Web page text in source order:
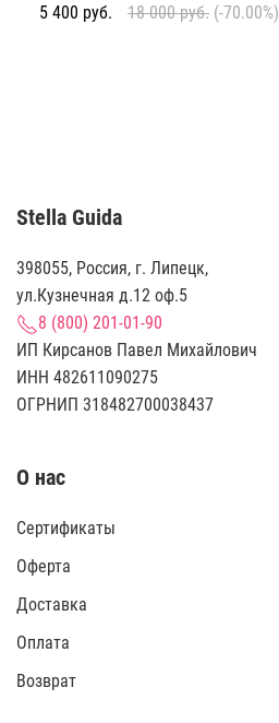
5 400 руб. 18 000 руб. (-70.00%)
Stella Guida
398055, Россия, г. Липецк,
ул.Кузнечная д.12 оф.5
8 (800) 201-01-90
ИП Кирсанов Павел Михайлович
ИНН 482611090275
ОГРНИП 318482700038437
О нас
Сертификаты
Оферта
Доставка
Оплата
Возврат